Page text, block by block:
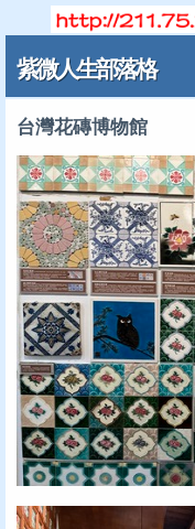
紫微人生部落格
台灣花磚博物館